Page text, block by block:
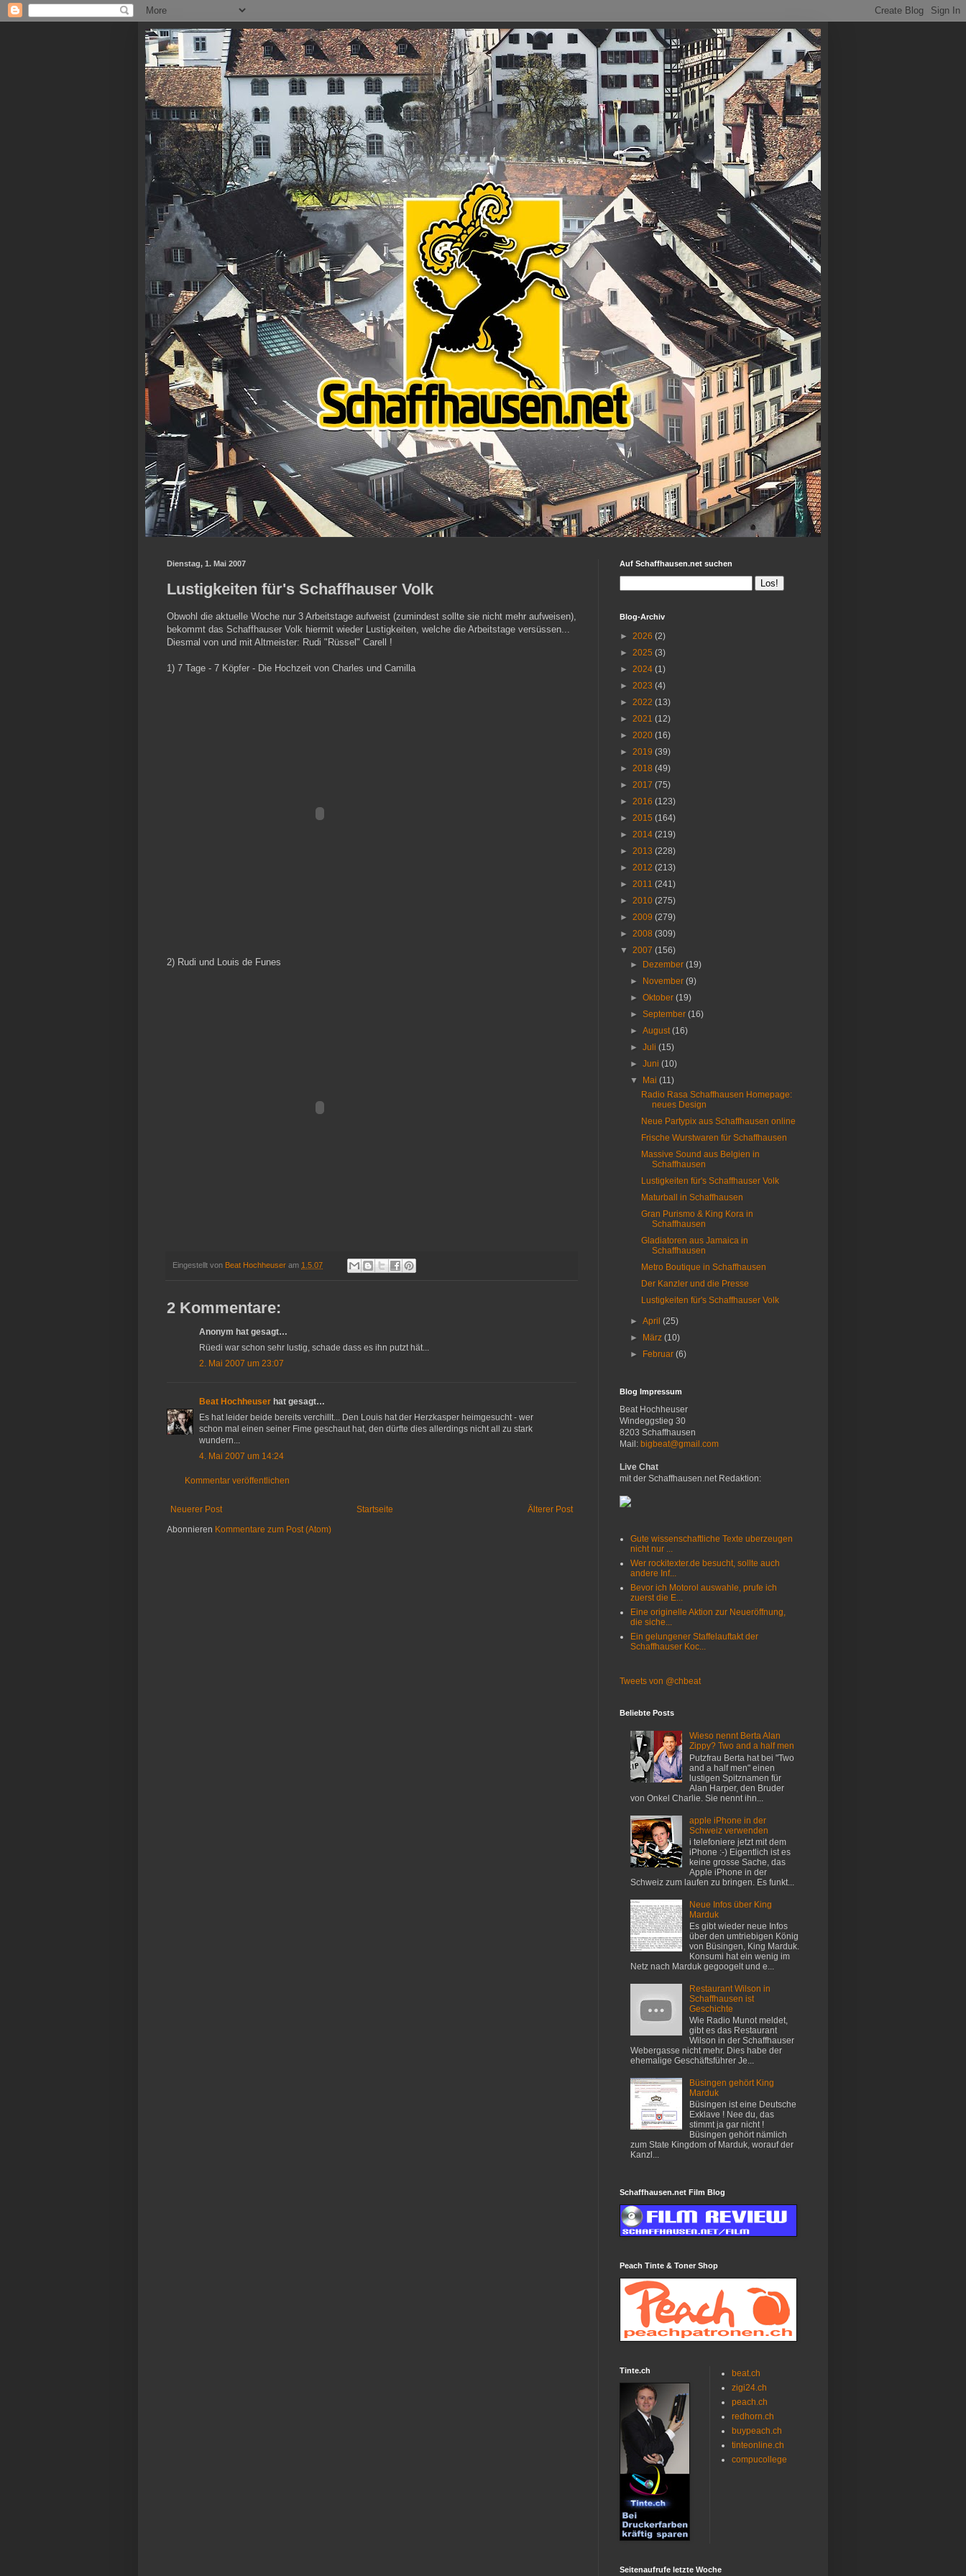
Dienstag, 1. Mai 2007
Lustigkeiten für's Schaffhauser Volk
Obwohl die aktuelle Woche nur 3 Arbeitstage aufweist (zumindest sollte sie nicht mehr aufweisen),
bekommt das Schaffhauser Volk hiermit wieder Lustigkeiten, welche die Arbeitstage versüssen...
Diesmal von und mit Altmeister: Rudi "Rüssel" Carell !
1) 7 Tage - 7 Köpfer - Die Hochzeit von Charles und Camilla
2) Rudi und Louis de Funes
Eingestellt von Beat Hochheuser am 1.5.07
2 Kommentare:
Anonym hat gesagt…
Rüedi war schon sehr lustig, schade dass es ihn putzt hät...
2. Mai 2007 um 23:07
Beat Hochheuser hat gesagt…
Es hat leider beide bereits verchillt... Den Louis hat der Herzkasper heimgesucht - wer
schon mal einen seiner Fime geschaut hat, den dürfte dies allerdings nicht all zu stark
wundern...
4. Mai 2007 um 14:24
Kommentar veröffentlichen
Neuerer Post Älterer Post
Startseite
Abonnieren Kommentare zum Post (Atom)
Auf Schaffhausen.net suchen
Blog-Archiv
► 2026 (2)
► 2025 (3)
► 2024 (1)
► 2023 (4)
► 2022 (13)
► 2021 (12)
► 2020 (16)
► 2019 (39)
► 2018 (49)
► 2017 (75)
► 2016 (123)
► 2015 (164)
► 2014 (219)
► 2013 (228)
► 2012 (213)
► 2011 (241)
► 2010 (275)
► 2009 (279)
► 2008 (309)
▼ 2007 (156)
►
Dezember(19)
►
November(9)
►Oktober(19)
►September(16)
►August(16)
►Juli(15)
►Juni(10)
▼
Mai(11)
Radio Rasa Schaffhausen Homepage:
neues Design
Neue Partypix aus Schaffhausen online
Frische Wurstwaren für Schaffhausen
Massive Sound aus Belgien in
Schaffhausen
Lustigkeiten für's Schaffhauser Volk
Maturball in Schaffhausen
Gran Purismo & King Kora in
Schaffhausen
Gladiatoren aus Jamaica in
Schaffhausen
Metro Boutique in Schaffhausen
Der Kanzler und die Presse
Lustigkeiten für's Schaffhauser Volk
►April(25)
►
März(10)
►
Februar(6)
Blog Impressum
Beat Hochheuser
Windeggstieg 30
8203 Schaffhausen
Mail: bigbeat@gmail.com
Live Chat
mit der Schaffhausen.net Redaktion:
Gute wissenschaftliche Texte uberzeugen
nicht nur ...
Wer rockitexter.de besucht, sollte auch
andere Inf...
Bevor ich Motorol auswahle, prufe ich
zuerst die E...
Eine originelle Aktion zur Neueröffnung,
die siche...
Ein gelungener Staffelauftakt der
Schaffhauser Koc...
Tweets von @chbeat
Beliebte Posts
Wieso nennt Berta Alan
Zippy? Two and a half men
Putzfrau Berta hat bei "Two
and a half men" einen
lustigen Spitznamen für
Alan Harper, den Bruder
von Onkel Charlie. Sie nennt ihn...
apple iPhone in der
Schweiz verwenden
i telefoniere jetzt mit dem
iPhone :-) Eigentlich ist es
keine grosse Sache, das
Apple iPhone in der
Schweiz zum laufen zu bringen. Es funkt...
Neue Infos über King
Marduk
Es gibt wieder neue Infos
über den umtriebigen König
von Büsingen, King Marduk.
Konsumi hat ein wenig im
Netz nach Marduk gegoogelt und e...
Restaurant Wilson in
Schaffhausen ist
Geschichte
Wie Radio Munot meldet,
gibt es das Restaurant
Wilson in der Schaffhauser
Webergasse nicht mehr. Dies habe der
ehemalige Geschäftsführer Je...
Büsingen gehört King
Marduk
Büsingen ist eine Deutsche
Exklave ! Nee du, das
stimmt ja gar nicht !
Büsingen gehört nämlich
zum State Kingdom of Marduk, worauf der
Kanzl...
Schaffhausen.net Film Blog
Peach Tinte & Toner Shop
Tinte.ch
beat.ch
zigi24.ch
peach.ch
redhorn.ch
buypeach.ch
tinteonline.ch
compucollege
Seitenaufrufe letzte Woche